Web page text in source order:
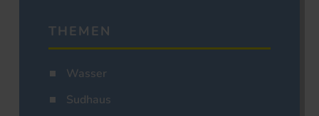
THEMEN
Wasser
Sudhaus